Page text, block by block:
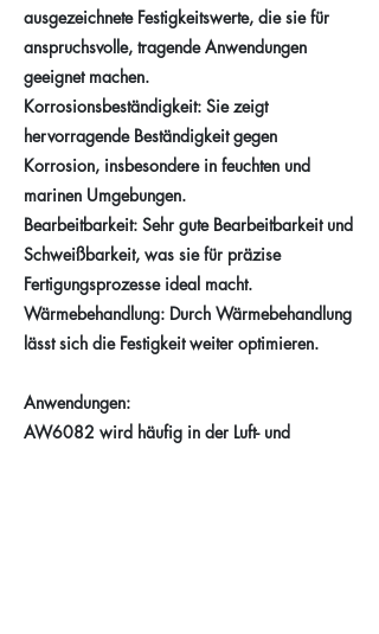
ausgezeichnete Festigkeitswerte, die sie für
anspruchsvolle, tragende Anwendungen
geeignet machen.
Korrosionsbeständigkeit: Sie zeigt
hervorragende Beständigkeit gegen
Korrosion, insbesondere in feuchten und
marinen Umgebungen.
Bearbeitbarkeit: Sehr gute Bearbeitbarkeit und
Schweißbarkeit, was sie für präzise
Fertigungsprozesse ideal macht.
Wärmebehandlung: Durch Wärmebehandlung
lässt sich die Festigkeit weiter optimieren.
Anwendungen:
AW6082 wird häufig in der Luft- und